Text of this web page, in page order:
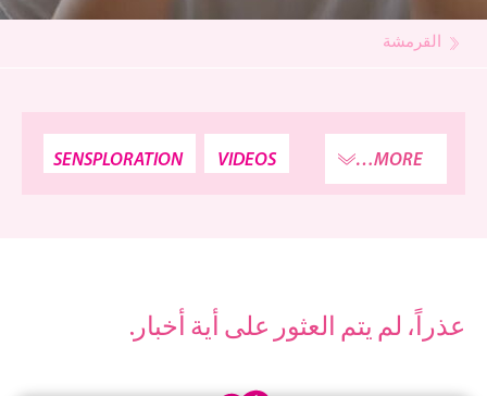
القرمشة
VIDEOS
SENSPLORATION MORE…
عذراً، لم يتم العثور على أية أخبار.